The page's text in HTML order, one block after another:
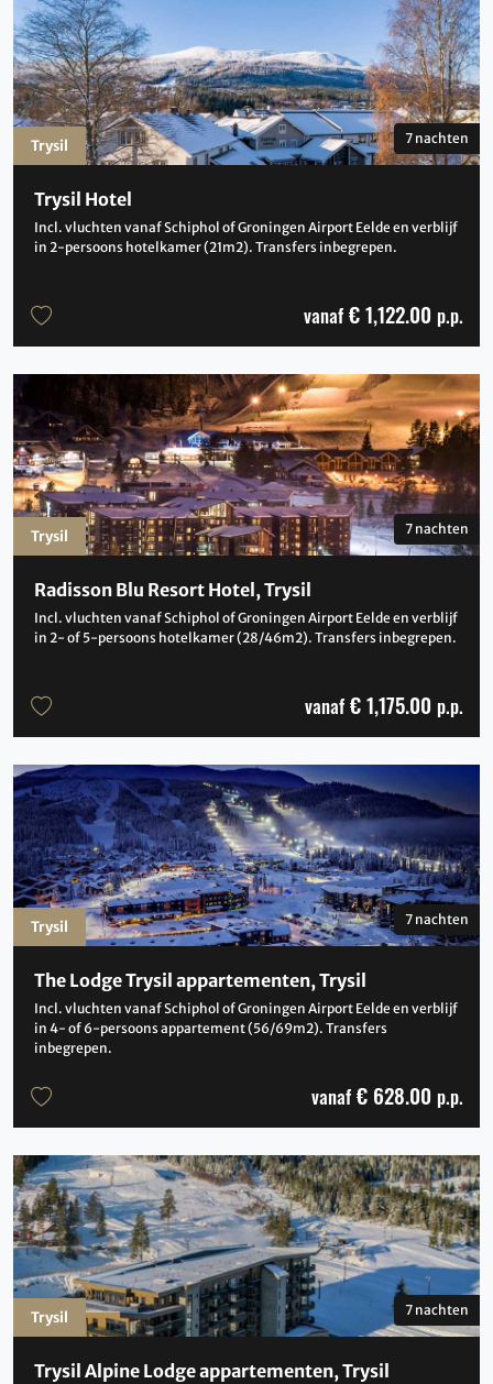
Trysil Hotel
Incl. vluchten vanaf Schiphol of Groningen Airport Eelde en verblijf
in 2-persoons hotelkamer (21m2). Transfers inbegrepen.
7 nachten
vanaf € 1,122.00 p.p.
Trysil
Radisson Blu Resort Hotel, Trysil
Incl. vluchten vanaf Schiphol of Groningen Airport Eelde en verblijf
in 2- of 5-persoons hotelkamer (28/46m2). Transfers inbegrepen.
7 nachten
vanaf € 1,175.00 p.p.
Trysil
The Lodge Trysil appartementen, Trysil
Incl. vluchten vanaf Schiphol of Groningen Airport Eelde en verblijf
in 4- of 6-persoons appartement (56/69m2). Transfers
inbegrepen.
7 nachten
vanaf € 628.00 p.p.
Trysil
Trysil Alpine Lodge appartementen, Trysil
7 nachten
Trysil